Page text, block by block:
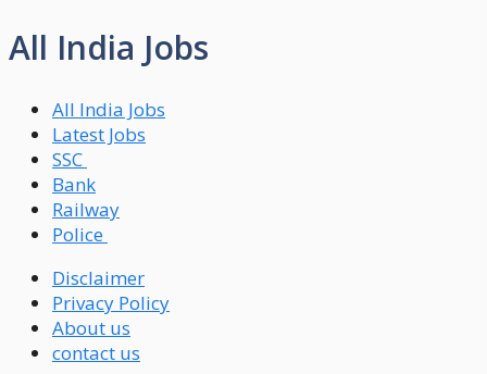
All India Jobs
All India Jobs
Latest Jobs
SSC
Bank
Railway
Police
Disclaimer
Privacy Policy
About us
contact us